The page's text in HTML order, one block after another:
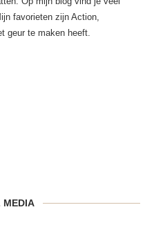
favorieten zijn Action,
geur te maken heeft.
MEDIA